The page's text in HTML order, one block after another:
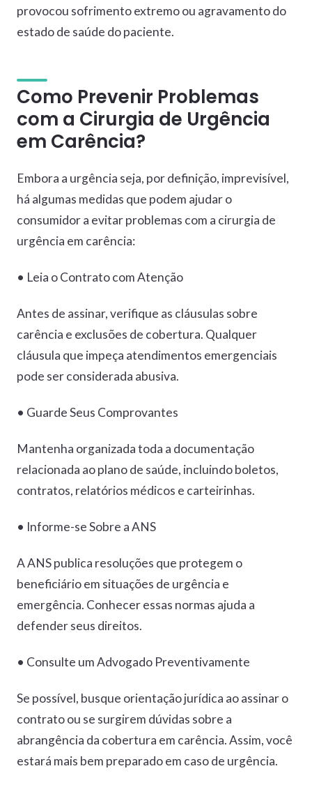
provocou sofrimento extremo ou agravamento do
estado de saúde do paciente.
Como Prevenir Problemas
com a Cirurgia de Urgência
em Carência?
Embora a urgência seja, por definição, imprevisível,
há algumas medidas que podem ajudar o
consumidor a evitar problemas com a cirurgia de
urgência em carência:
• Leia o Contrato com Atenção
Antes de assinar, verifique as cláusulas sobre
carência e exclusões de cobertura. Qualquer
cláusula que impeça atendimentos emergenciais
pode ser considerada abusiva.
• Guarde Seus Comprovantes
Mantenha organizada toda a documentação
relacionada ao plano de saúde, incluindo boletos,
contratos, relatórios médicos e carteirinhas.
• Informe-se Sobre a ANS
A ANS publica resoluções que protegem o
beneficiário em situações de urgência e
emergência. Conhecer essas normas ajuda a
defender seus direitos.
• Consulte um Advogado Preventivamente
Se possível, busque orientação jurídica ao assinar o
contrato ou se surgirem dúvidas sobre a
abrangência da cobertura em carência. Assim, você
estará mais bem preparado em caso de urgência.